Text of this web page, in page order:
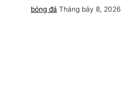
bóng đá Tháng bảy 8, 2026